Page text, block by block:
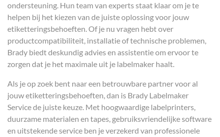
ondersteuning. Hun team van experts staat klaar om je te
helpen bij het kiezen van de juiste oplossing voor jouw
etiketteringsbehoeften. Of je nu vragen hebt over
productcompatibiliteit, installatie of technische problemen,
Brady biedt deskundig advies en assistentie om ervoor te
zorgen dat je het maximale uit je labelmaker haalt.
Als je op zoek bent naar een betrouwbare partner voor al
jouw etiketteringsbehoeften, dan is Brady Labelmaker
Service de juiste keuze. Met hoogwaardige labelprinters,
duurzame materialen en tapes, gebruiksvriendelijke software
en uitstekende service ben je verzekerd van professionele